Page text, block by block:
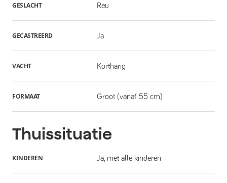
GESLACHT Reu
GECASTREERD Ja
VACHT Kortharig
FORMAAT Groot (vanaf 55 cm)
Thuissituatie
KINDEREN Ja, met alle kinderen